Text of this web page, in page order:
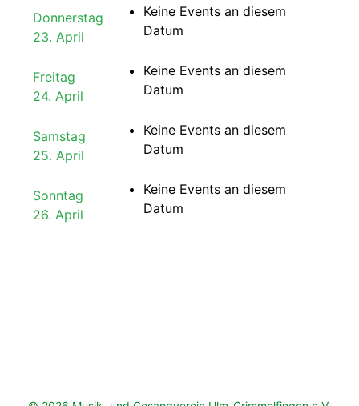
Donnerstag
23. April
Keine Events an diesem
Datum
Freitag
24. April
Keine Events an diesem
Datum
Samstag
25. April
Keine Events an diesem
Datum
Sonntag
26. April
Keine Events an diesem
Datum